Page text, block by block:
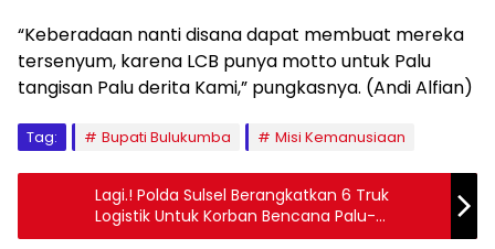
“Keberadaan nanti disana dapat membuat mereka
tersenyum, karena LCB punya motto untuk Palu
tangisan Palu derita Kami,” pungkasnya. (Andi Alfian)
Tag: Bupati Bulukumba Misi Kemanusiaan
Lagi.! Polda Sulsel Berangkatkan 6 Truk
Logistik Untuk Korban Bencana Palu-
Donggala